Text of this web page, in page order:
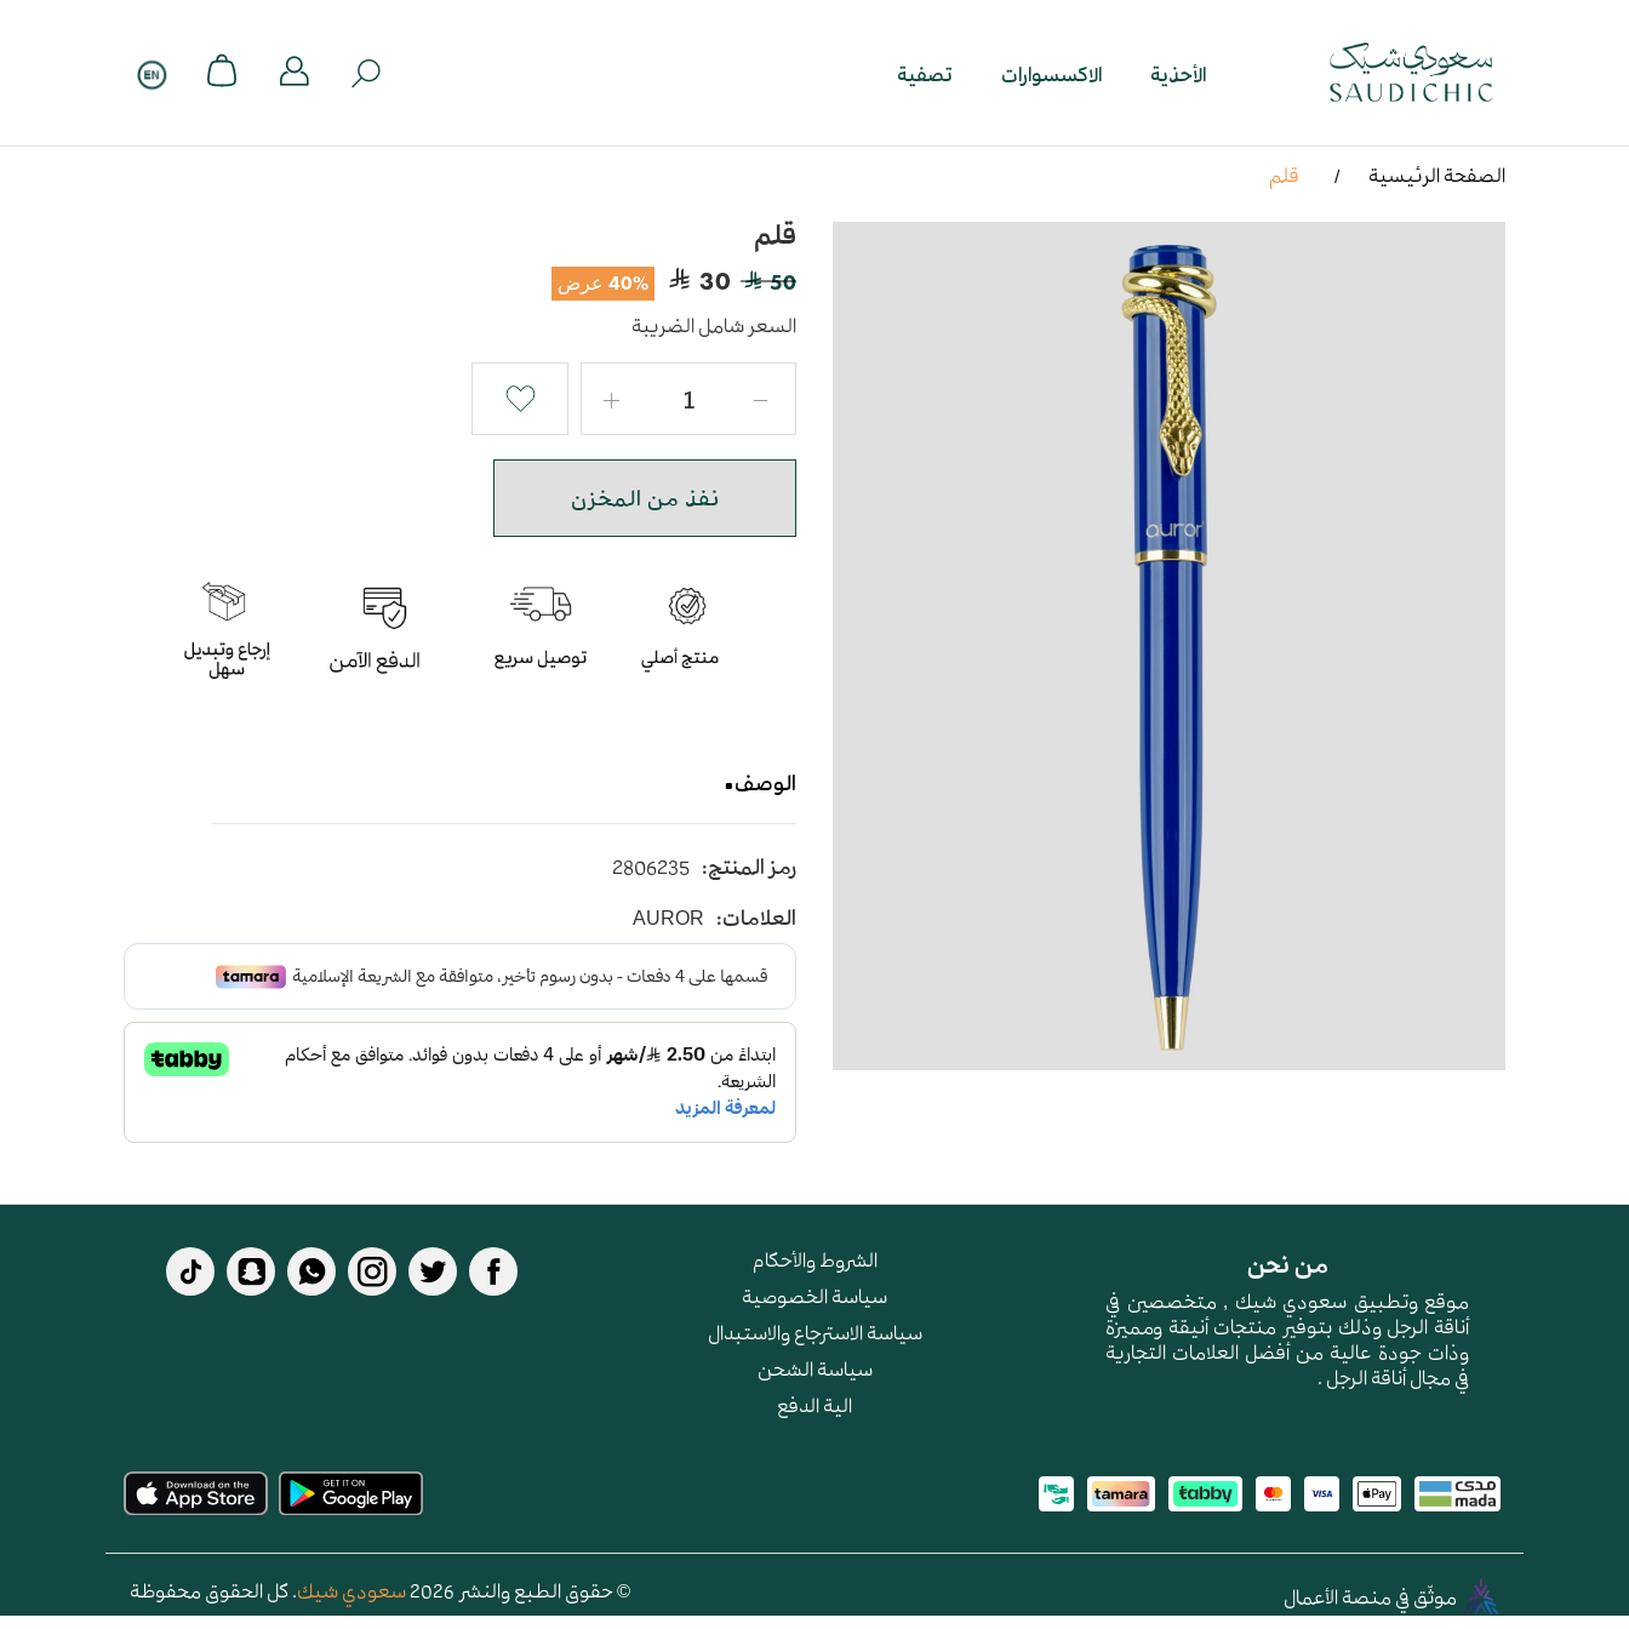
الأحذية الاكسسوارات تصفية
الصفحة الرئيسية قلم
قلم
50
30 40% عرض
السعر شامل الضريبة
نفذ من المخزن
الوصف
رمز المنتج: 2806235
العلامات: AUROR
من نحن
موقع وتطبيق سعودي شيك , متخصصين في
أناقة الرجل وذلك بتوفير منتجات أنيقة ومميزة
وذات جودة عالية من أفضل العلامات التجارية
في مجال أناقة الرجل .
الشروط والأحكام
سياسة الخصوصية
سياسة الاسترجاع والاستبدال
سياسة الشحن
الية الدفع
موثّق في منصة الأعمال © حقوق الطبع والنشر 2026 سعودي شيك. كل الحقوق محفوظة